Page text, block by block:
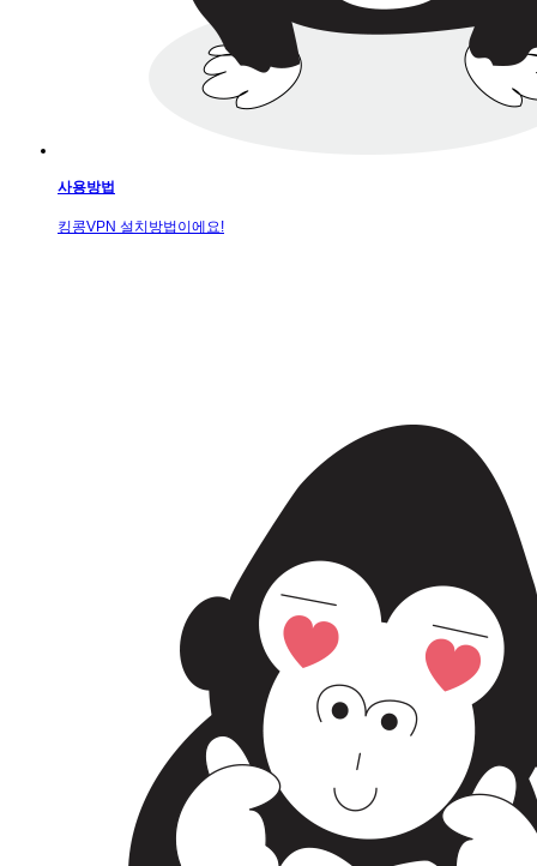
사용방법
킹콩VPN 설치방법이에요!